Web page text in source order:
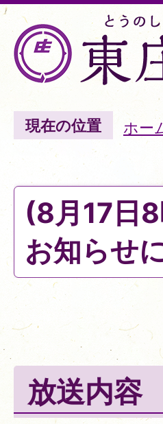
現在の位置 ホー
(8月17日
お知らせ
放送内容